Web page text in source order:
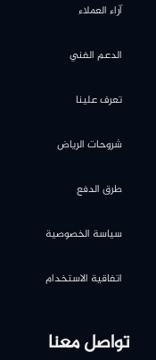
آراء العملاء
الدعم الفني
تعرف علينا
شروحات الرياض
طرق الدفع
سياسة الخصوصية
اتفاقية الاستخدام
تواصل معنا